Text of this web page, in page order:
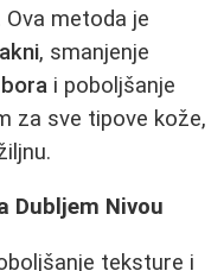
metoda je
, smanjenje
i poboljšanje
za sve tipove kože,
Dubljem Nivou
teksture i